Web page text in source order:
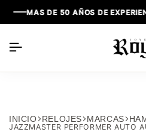
MAS DE 50 AÑOS DE EXPERIENCIA
MAS DE 50 AÑOS DE EXPERIENCIA
MAS DE 50 AÑOS DE EXPERIENCIA
INICIO RELOJES MARCAS
JAZZMASTER PERFORMER AUTO